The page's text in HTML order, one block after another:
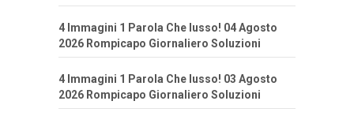
4 Immagini 1 Parola Che lusso! 04 Agosto
2026 Rompicapo Giornaliero Soluzioni
4 Immagini 1 Parola Che lusso! 03 Agosto
2026 Rompicapo Giornaliero Soluzioni